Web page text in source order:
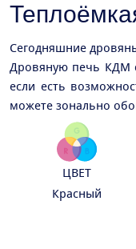
Сегодняшние
Дровяную печь КДМ
если есть
можете зонально
ЦВЕТ
Красный